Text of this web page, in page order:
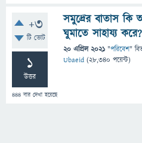
+3
টি ভোট
1
উত্তর
444 বার দেখা হয়েছে
সমুদ্রের বাতাস
ঘুমাতে সাহায্য করে?
20 এপ্রিল 2021 "পরিবেশ"
Ubaeid (28,340 পয়েন্ট)